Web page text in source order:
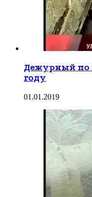
Дежурный по
году
01.01.2019